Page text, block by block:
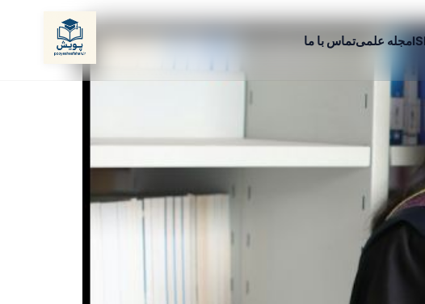
مجله علمیتماس با ما